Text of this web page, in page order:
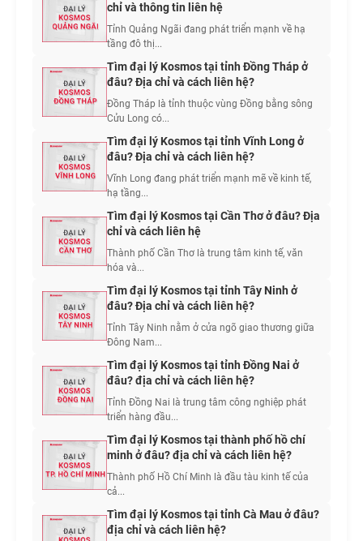
chỉ và thông tin liên hệ
Tỉnh Quảng Ngãi đang phát triển mạnh về hạ
tầng đô thị...
Tìm đại lý Kosmos tại tỉnh Đồng Tháp ở
đâu? Địa chỉ và cách liên hệ?
Đồng Tháp là tỉnh thuộc vùng Đồng bằng sông
Cửu Long có...
Tìm đại lý Kosmos tại tỉnh Vĩnh Long ở
đâu? Địa chỉ và cách liên hệ?
Vĩnh Long đang phát triển mạnh mẽ về kinh tế,
hạ tầng...
Tìm đại lý Kosmos tại Cần Thơ ở đâu? Địa
chỉ và cách liên hệ
Thành phố Cần Thơ là trung tâm kinh tế, văn
hóa và...
Tìm đại lý Kosmos tại tỉnh Tây Ninh ở
đâu? Địa chỉ và cách liên hệ?
Tỉnh Tây Ninh nằm ở cửa ngõ giao thương giữa
Đông Nam...
Tìm đại lý Kosmos tại tỉnh Đồng Nai ở
đâu? địa chỉ và cách liên hệ?
Tỉnh Đồng Nai là trung tâm công nghiệp phát
triển hàng đầu...
Tìm đại lý Kosmos tại thành phố hồ chí
minh ở đâu? địa chỉ và cách liên hệ?
Thành phố Hồ Chí Minh là đầu tàu kinh tế của
cả...
Tìm đại lý Kosmos tại tỉnh Cà Mau ở đâu?
địa chỉ và cách liên hệ?